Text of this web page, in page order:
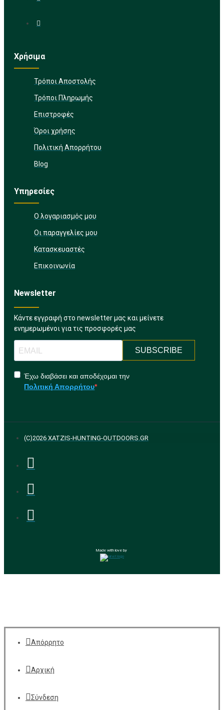
Χρήσιμα
Τρόποι Αποστολής
Τρόποι Πληρωμής
Επιστροφές
Όροι χρήσης
Πολιτική Απορρήτου
Blog
Υπηρεσίες
Ο λογαριασμός μου
Οι παραγγελίες μου
Κατασκευαστές
Επικοινωνία
Newsletter
Κάντε εγγραφή στο newsletter μας και μείνετε
ενημερωμένοι για τις προσφορές μας
SUBSCRIBE
Έχω διαβάσει και αποδέχομαι την
Πολιτική Απορρήτου
(C)2026 XATZIS-HUNTING-OUTDOORS.GR
Made with love by
Απόρρητο
Αρχική
Σύνδεση